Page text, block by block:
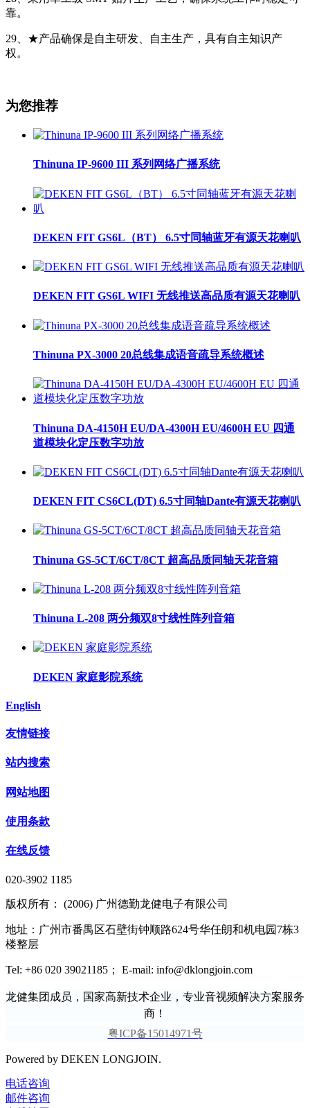
靠。
29、★产品确保是自主研发、自主生产，具有自主知识产
权。
为您推荐
Thinuna IP-9600 III 系列网络广播系统
DEKEN FIT GS6L（BT） 6.5寸同轴蓝牙有源天花喇叭
DEKEN FIT GS6L WIFI 无线推送高品质有源天花喇叭
Thinuna PX-3000 20总线集成语音疏导系统概述
Thinuna DA-4150H EU/DA-4300H EU/4600H EU 四通
道模块化定压数字功放
DEKEN FIT CS6CL(DT) 6.5寸同轴Dante有源天花喇叭
Thinuna GS-5CT/6CT/8CT 超高品质同轴天花音箱
Thinuna L-208 两分频双8寸线性阵列音箱
DEKEN 家庭影院系统
English
友情链接
站内搜索
网站地图
使用条款
在线反馈
020-3902 1185
版权所有： (2006) 广州德勤龙健电子有限公司
地址：广州市番禺区石壁街钟顺路624号华任朗和机电园7栋3
楼整层
Tel: +86 020 39021185； E-mail: info@dklongjoin.com
龙健集团成员，国家高新技术企业，专业音视频解决方案服务
商！
粤ICP备15014971号
Powered by DEKEN LONGJOIN.
电话咨询
邮件咨询